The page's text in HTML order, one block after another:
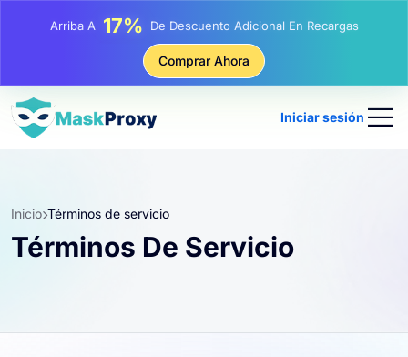
Arriba A 17% De Descuento Adicional En Recargas
25% Descuento En Compras Estáticas IP
Comprar Ahora
Iniciar sesión
Inicio Términos de servicio
Términos De Servicio